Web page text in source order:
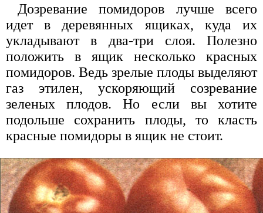
Дозревание помидоров лучше всего
идет в деревянных ящиках, куда их
укладывают в два-три слоя. Полезно
положить в ящик несколько красных
помидоров. Ведь зрелые плоды выделяют
газ этилен, ускоряющий созревание
зеленых плодов. Но если вы хотите
подольше сохранить плоды, то класть
красные помидоры в ящик не стоит.